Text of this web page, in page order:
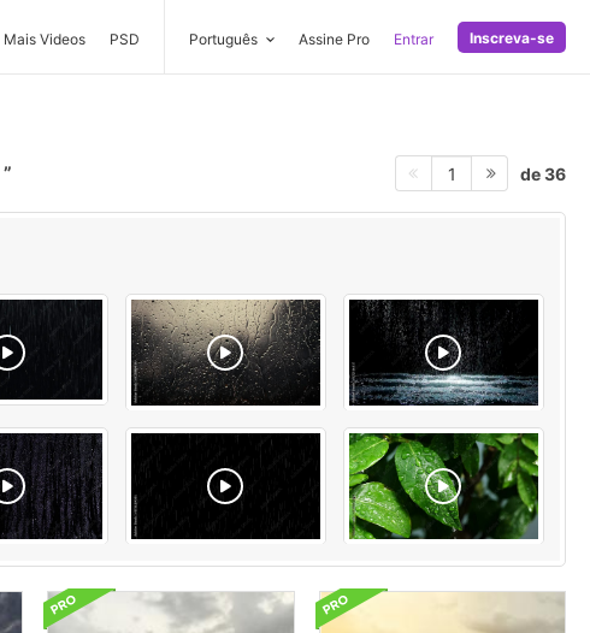
Mais Videos PSD Português Assine Pro Entrar Inscreva-se
1 de 36